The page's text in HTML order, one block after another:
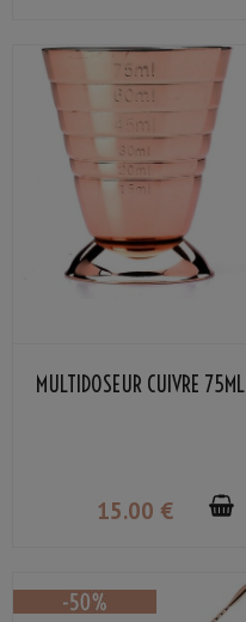
MULTIDOSEUR CUIVRE 75ML
15.00 €